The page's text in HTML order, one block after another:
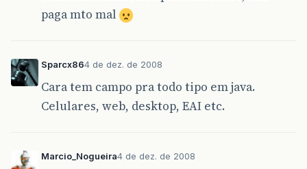
paga mto mal
Sparcx864 de dez. de 2008
Cara tem campo pra todo tipo em java.
Celulares, web, desktop, EAI etc.
Marcio_Nogueira4 de dez. de 2008